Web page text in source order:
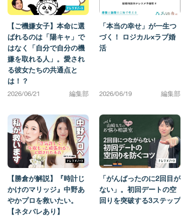
【ご機嫌女子】本命に選
ばれるのは「陽キャ」で
はなく「自分で自分の機
嫌を取れる人」。愛され
る彼女たちの共通点と
は！？
2026/06/21 編集部
「本当の幸せ」が一生つ
づく！ ロジカル×ラブ婚
活
2026/06/19 編集部
【勝倉が解説】『時計じ
かけのマリッジ』中野あ
やかプロを救いたい。
【ネタバレあり】
「がんばったのに2回目が
ない」。初回デートの空
回りを突破する3ステップ